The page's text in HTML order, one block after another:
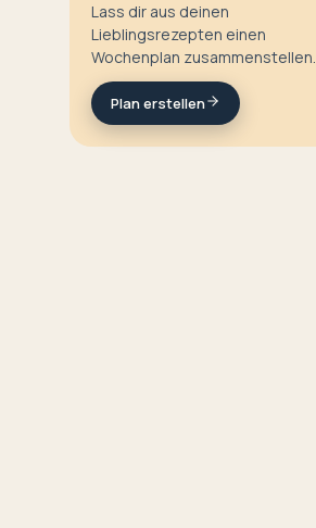
Lass dir aus deinen
Lieblingsrezepten einen
Wochenplan zusammenstellen.
Plan erstellen